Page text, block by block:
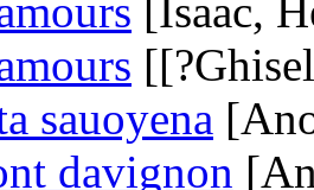
[Isaac,
sauoyena
davignon